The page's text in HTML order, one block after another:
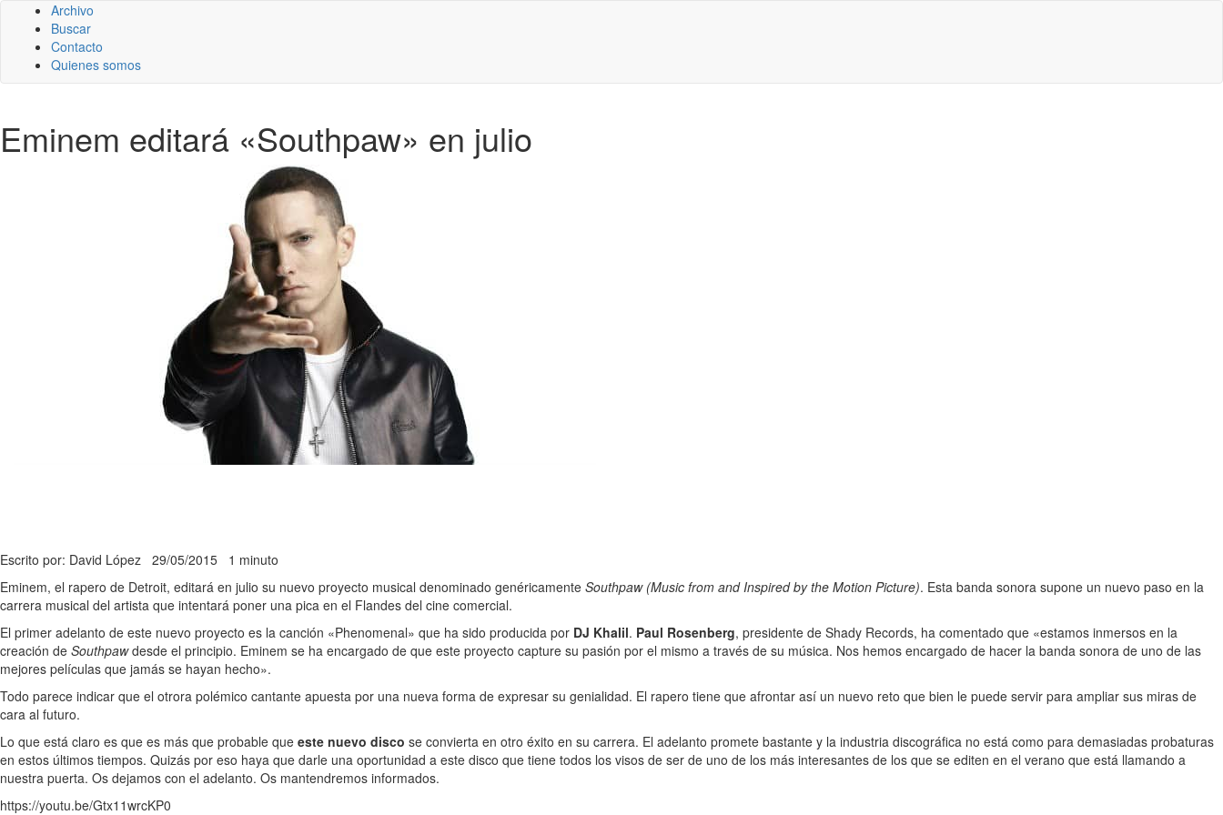
Archivo
Buscar
Contacto
Quienes somos
Eminem editará «Southpaw» en julio
Escrito por: David López 29/05/2015 1 minuto
Eminem, el rapero de Detroit, editará en julio su nuevo proyecto musical denominado genéricamente Southpaw (Music from and Inspired by the Motion Picture). Esta banda sonora supone un nuevo paso en la
carrera musical del artista que intentará poner una pica en el Flandes del cine comercial.
El primer adelanto de este nuevo proyecto es la canción «Phenomenal» que ha sido producida por DJ Khalil. Paul Rosenberg, presidente de Shady Records, ha comentado que «estamos inmersos en la
creación de Southpawdesde el principio. Eminem se ha encargado de que este proyecto capture su pasión por el mismo a través de su música. Nos hemos encargado de hacer la banda sonora de uno de las
mejores películas que jamás se hayan hecho».
Todo parece indicar que el otrora polémico cantante apuesta por una nueva forma de expresar su genialidad. El rapero tiene que afrontar así un nuevo reto que bien le puede servir para ampliar sus miras de
cara al futuro.
Lo que está claro es que es más que probable que este nuevo disco se convierta en otro éxito en su carrera. El adelanto promete bastante y la industria discográfica no está como para demasiadas probaturas
en estos últimos tiempos. Quizás por eso haya que darle una oportunidad a este disco que tiene todos los visos de ser de uno de los más interesantes de los que se editen en el verano que está llamando a
nuestra puerta. Os dejamos con el adelanto. Os mantendremos informados.
https://youtu.be/Gtx11wrcKP0